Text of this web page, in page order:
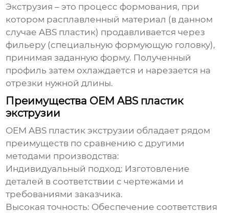
Экструзия – это процесс формования, при
котором расплавленный материал (в данном
случае ABS пластик) продавливается через
фильеру (специальную формующую головку),
принимая заданную форму. Полученный
профиль затем охлаждается и нарезается на
отрезки нужной длины.
Преимущества OEM ABS пластик
экструзии
OEM ABS пластик экструзии обладает рядом
преимуществ по сравнению с другими
методами производства:
Индивидуальный подход: Изготовление
деталей в соответствии с чертежами и
требованиями заказчика.
Высокая точность: Обеспечение соответствия